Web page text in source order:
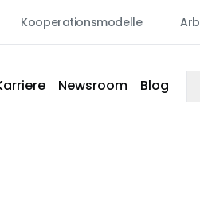
Kooperationsmodelle
Newsroom Blog